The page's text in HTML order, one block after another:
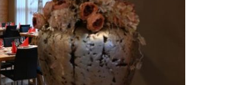
Nordwest
Ostschweiz
Pilatus